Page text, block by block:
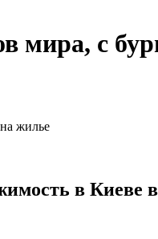
мира, с
в Киеве